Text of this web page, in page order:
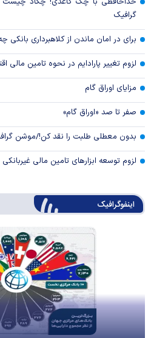
گرافیک
برای در امان ماندن از کلاهبرداری بانکی
لزوم تغییر پارادایم در نحوه تامین مالی
مزایای اوراق گام
صفر تا صد «اوراق گام»
بدون معطلی طلبت را نقد کن!/موشن
لزوم توسعه ابزارهای تامین مالی غیربانکی
اینفوگرافیک